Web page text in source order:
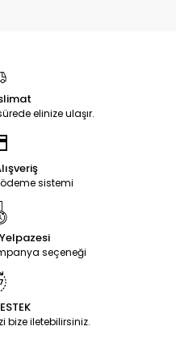
elinize ulaşır.
sistemi
seçeneği
bize iletebilirsiniz.